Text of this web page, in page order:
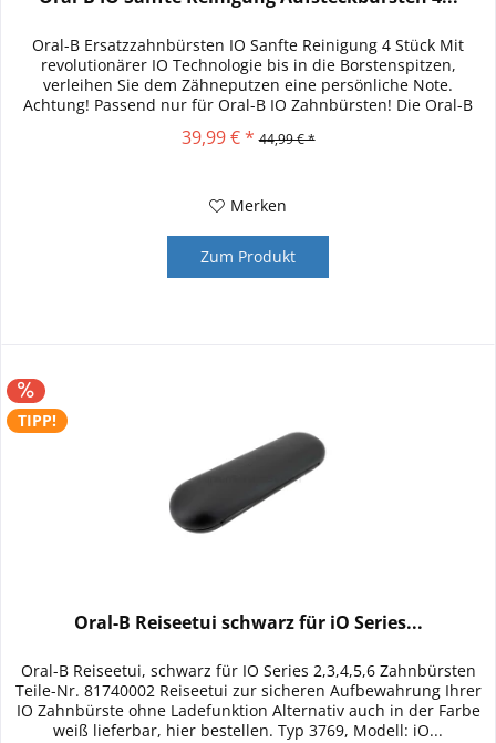
Oral-B Ersatzzahnbürsten IO Sanfte Reinigung 4 Stück Mit
revolutionärer IO Technologie bis in die Borstenspitzen,
verleihen Sie dem Zähneputzen eine persönliche Note.
Achtung! Passend nur für Oral-B IO Zahnbürsten! Die Oral-B
39,99 € * 44,99 € *
Merken
Zum Produkt
TIPP!
Oral-B Reiseetui schwarz für iO Series...
Oral-B Reiseetui, schwarz für IO Series 2,3,4,5,6 Zahnbürsten
Teile-Nr. 81740002 Reiseetui zur sicheren Aufbewahrung Ihrer
IO Zahnbürste ohne Ladefunktion Alternativ auch in der Farbe
weiß lieferbar, hier bestellen. Typ 3769, Modell: iO...